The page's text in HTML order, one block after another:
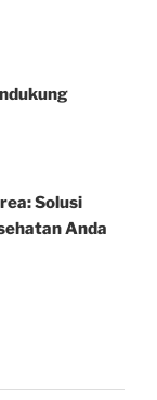
Solusi
Anda